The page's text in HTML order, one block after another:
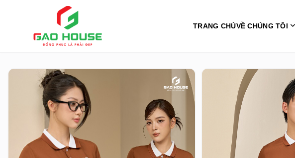
TRANG CHỦVỀ CHÚNG TÔI